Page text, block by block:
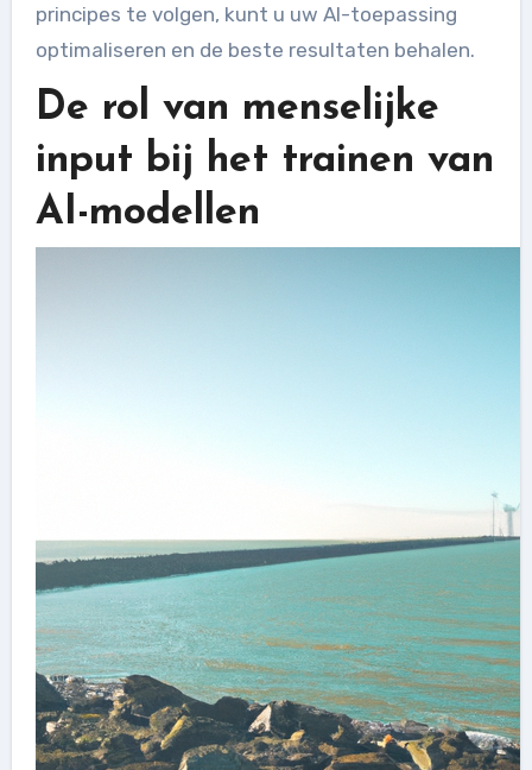
principes te volgen, kunt u uw AI-toepassing
optimaliseren en de beste resultaten behalen.
De rol van menselijke
input bij het trainen van
AI-modellen